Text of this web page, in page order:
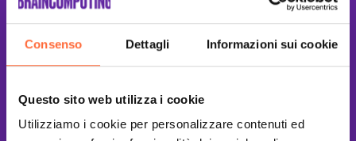
Consenso Dettagli Informazioni sui cookie
Questo sito web utilizza i cookie
Utilizziamo i cookie per personalizzare contenuti ed